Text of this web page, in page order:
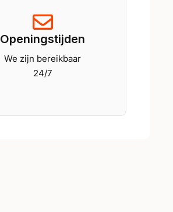
Openingstijden
We zijn bereikbaar
24/7